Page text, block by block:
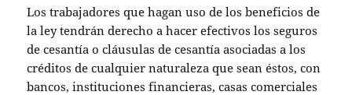
Los trabajadores que hagan uso de los beneficios de
la ley tendrán derecho a hacer efectivos los seguros
de cesantía o cláusulas de cesantía asociadas a los
créditos de cualquier naturaleza que sean éstos, con
bancos, instituciones financieras, casas comerciales